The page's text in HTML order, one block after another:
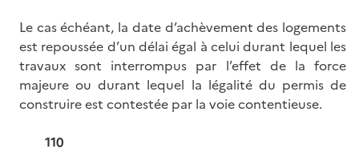
Le cas échéant, la date d’achèvement des logements
est repoussée d’un délai égal à celui durant lequel les
travaux sont interrompus par l’effet de la force
majeure ou durant lequel la légalité du permis de
construire est contestée par la voie contentieuse.
110